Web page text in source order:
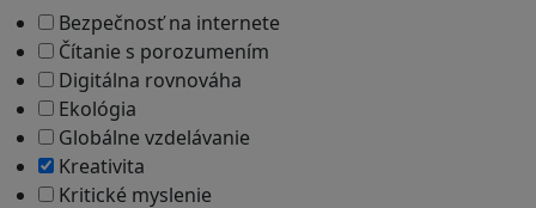
Bezpečnosť na internete
Čítanie s porozumením
Digitálna rovnováha
Ekológia
Globálne vzdelávanie
Kreativita
Kritické myslenie